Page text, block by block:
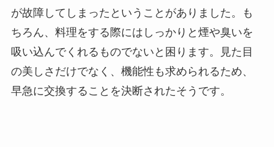
が故障してしまったということがありました。も
ちろん、料理をする際にはしっかりと煙や臭いを
吸い込んでくれるものでないと困ります。見た目
の美しさだけでなく、機能性も求められるため、
早急に交換することを決断されたそうです。